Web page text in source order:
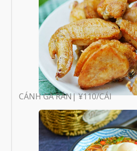
CÁNH GÀ RÁN| ¥110/CÁI